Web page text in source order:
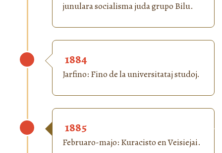
junulara socialisma juda grupo Bilu.
1884
Jarfino: Fino de la universitataj studoj.
1885
Februaro-majo: Kuracisto en Veisiejai.